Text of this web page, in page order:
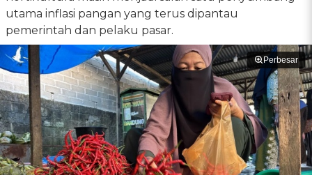
utama inflasi pangan yang terus dipantau
pemerintah dan pelaku pasar.
Perbesar